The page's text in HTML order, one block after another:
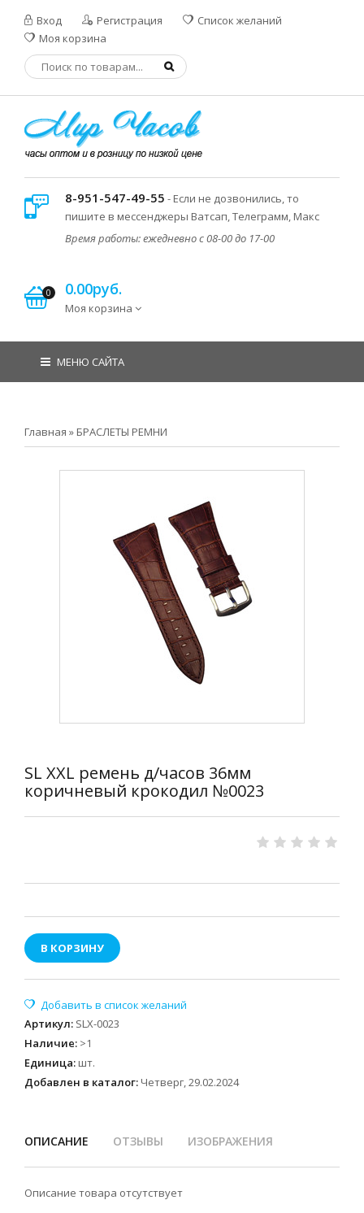
Вход Регистрация
Список желаний
Моя корзина
8-951-547-49-55 - Если не дозвонились, то
пишите в мессенджеры Ватсап, Телеграмм, Макс
Время работы: ежедневно с 08-00 до 17-00
0 0.00руб.
Моя корзина
МЕНЮ САЙТА
Главная » БРАСЛЕТЫ РЕМНИ
SL XXL ремень д/часов 36мм
коричневый крокодил №0023
В КОРЗИНУ
Артикул: SLX-0023
Наличие: >1
Единица: шт.
Добавлен в каталог: Четверг, 29.02.2024
ОПИСАНИЕ ОТЗЫВЫ ИЗОБРАЖЕНИЯ
Описание товара отсутствует